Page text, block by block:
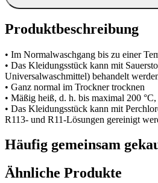
Produktbeschreibung
• Im Normalwaschgang bis zu einer
• Das Kleidungsstück kann mit
Universalwaschmittel) behandelt
• Ganz normal im Trockner trocknen
• Mäßig heiß, d. h. bis maximal 200 °C,
• Das Kleidungsstück kann mit
R113- und R11-Lösungen gereinigt
Häufig gemeinsam
Ähnliche Produkte